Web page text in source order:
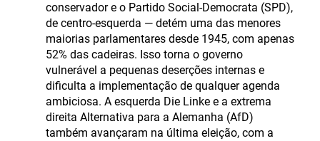
conservador e o Partido Social-Democrata (SPD),
de centro-esquerda — detém uma das menores
maiorias parlamentares desde 1945, com apenas
52% das cadeiras. Isso torna o governo
vulnerável a pequenas deserções internas e
dificulta a implementação de qualquer agenda
ambiciosa. A esquerda Die Linke e a extrema
direita Alternativa para a Alemanha (AfD)
também avançaram na última eleição, com a